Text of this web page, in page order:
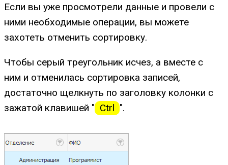
Если вы уже просмотрели данные и провели с
ними необходимые операции, вы можете
захотеть отменить сортировку.
Чтобы серый треугольник исчез, а вместе с
ним и отменилась сортировка записей,
достаточно щелкнуть по заголовку колонки с
зажатой клавишей " Ctrl ".